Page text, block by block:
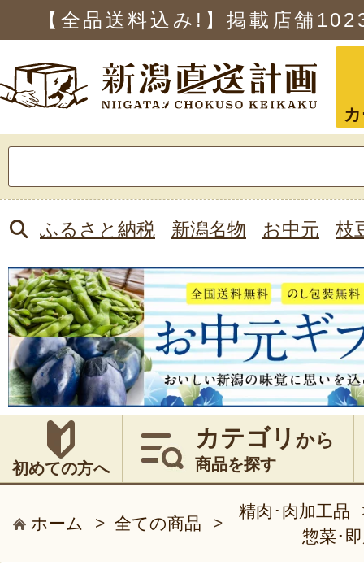
【全品送料込み!】掲載店舗
索:
ふるさと納税 新潟名物 お中元 枝
初めての方へ
カテゴリ から
商品を探す
ホーム > 全ての商品 >
精肉･肉加工品
惣菜･